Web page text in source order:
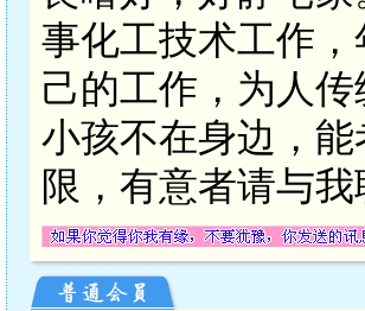
事化工技术工作
己的工作，为人
小孩不在身边，
限，有意者请与我